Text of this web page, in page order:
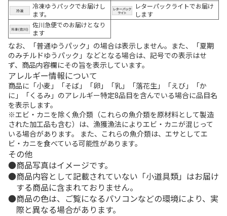
冷凍ゆうパックでお届けし
ます。
レターパックライトでお届け
します
佐川急便でのお届けとなり
ます
なお、「普通ゆうパック」の場合は表示しません。また、「夏期
のみチルドゆうパック」などとなる場合は、記号での表示はせ
ず、商品内容欄にその旨を表示しています。
アレルギー情報について
商品に「小麦」「そば」「卵」「乳」「落花生」「えび」「か
に」「くるみ」のアレルギー特定8品目を含んでいる場合に品目名
を表示します。
※エビ・カニを除く魚介類（これらの魚介類を原材料として製造
された加工品も含む）は、漁獲漁法によりエビ・カニが混じって
いる場合があります。 また、これらの魚介類は、エサとしてエ
ビ・カニを食べている可能性があります。
その他
商品写真はイメージです。
商品内容として記載されていない「小道具類」はお届け
する商品に含まれておりません。
商品の色は、ご覧になるパソコンなどの環境により、実
際と異なる場合があります。